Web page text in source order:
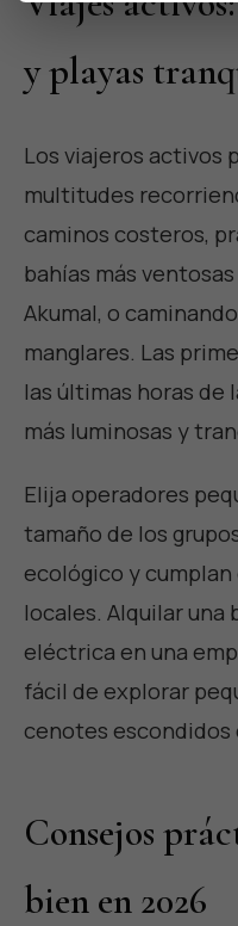
y playas
Los viajeros activos
multitudes
caminos costeros,
bahías más
Akumal, o
manglares. Las
las últimas horas de
más luminosas y
Elija operadores
tamaño de los
ecológico y
locales. Alquilar
eléctrica en una
fácil de explorar
cenotes escondidos
Consejos
bien en 2026